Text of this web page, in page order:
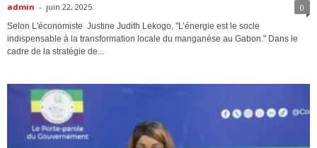
admin - juin 22, 2025 0
Selon L'économiste Justine Judith Lekogo, "L’énergie est le socle
indispensable à la transformation locale du manganèse au Gabon." Dans le
cadre de la stratégie de...